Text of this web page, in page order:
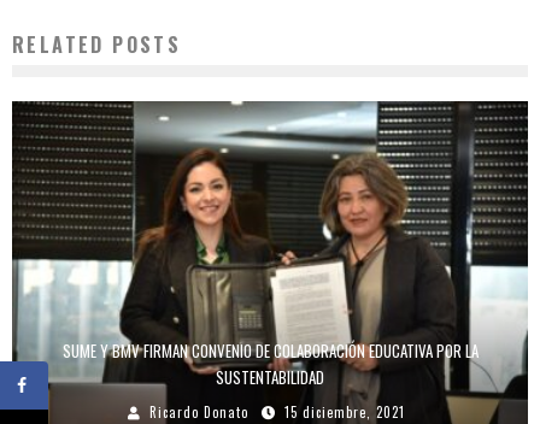
RELATED POSTS
SUME Y BMV FIRMAN CONVENIO DE COLABORACIÓN EDUCATIVA POR LA
SUSTENTABILIDAD
Ricardo Donato 15 diciembre, 2021